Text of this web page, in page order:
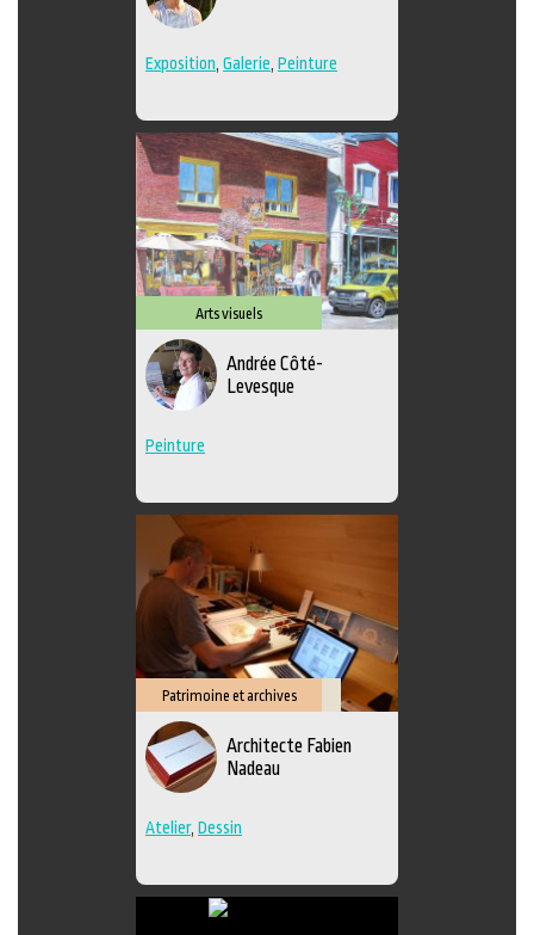
Exposition Galerie Peinture
Arts visuels
Andrée Côté-
Levesque
Peinture
Patrimoine et archives
Architecte Fabien
Nadeau
Atelier, Dessin